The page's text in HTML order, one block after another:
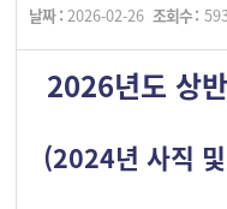
날짜 : 2026-02-26 조회수 :
2026년도 상
(2024년 사직